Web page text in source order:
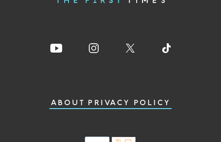
ABOUT PRIVACY POLICY